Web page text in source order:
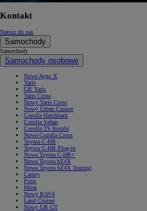
Kontakt
Napisz do nas
Samochody
Samochody
Samochody osobowe
Nowe Aygo X
Yaris
GR Yaris
Yaris Cross
Nowy Yaris Cross
Nowy Urban Cruiser
Corolla Hatchback
Corolla Sedan
Corolla TS Kombi
Nowa Corolla Cross
Toyota C-HR
Toyota C-HR Plug-in
Nowa Toyota C-HR+
Nowa Toyota bZ4X
Nowa Toyota bZ4X Touring
Camry
Prius
Mirai
Nowy RAV4
Land Cruiser
Nowy GR GT